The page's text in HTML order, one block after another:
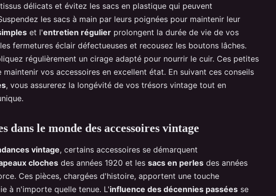
délicats et évitez les sacs en plastique qui peuvent
les sacs à main par leurs poignées pour maintenir leur
et l'entretien régulier prolongent la durée de vie de vos
fermetures éclair défectueuses et recousez les boutons lâches.
régulièrement un cirage adapté pour nourrir le cuir. Ces petites
vos accessoires en excellent état. En suivant ces conseils
, vous assurerez la longévité de vos trésors vintage tout en
dans le monde des accessoires vintage
vintage, certains accessoires se démarquent
cloches des années 1920 et les sacs en perles des années
Ces pièces, chargées d'histoire, apportent une touche
à n'importe quelle tenue. L'influence des décennies passées se